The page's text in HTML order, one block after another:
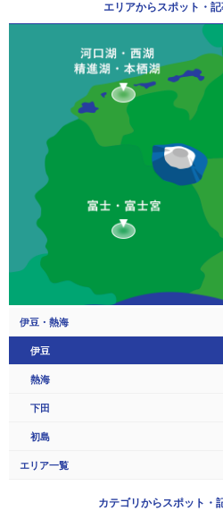
エリアからスポット・
伊豆・熱海
伊豆
熱海
下田
初島
エリア一覧
カテゴリからスポット・